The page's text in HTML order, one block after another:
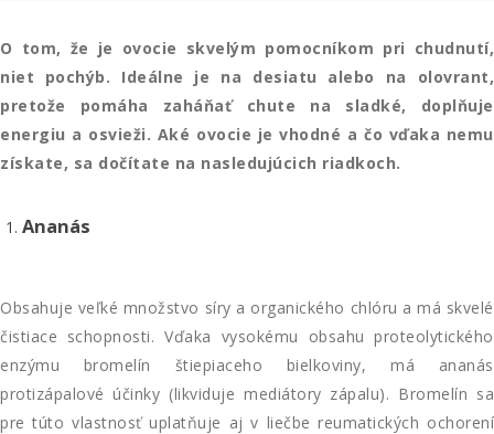
O tom, že je ovocie skvelým pomocníkom pri chudnutí,
niet pochýb. Ideálne je na desiatu alebo na olovrant,
pretože pomáha zaháňať chute na sladké, doplňuje
energiu a osvieži. Aké ovocie je vhodné a čo vďaka nemu
získate, sa dočítate na nasledujúcich riadkoch.
Ananás
Obsahuje veľké množstvo síry a organického chlóru a má skvelé
čistiace schopnosti. Vďaka vysokému obsahu proteolytického
enzýmu bromelín štiepiaceho bielkoviny, má ananás
protizápalové účinky (likviduje mediátory zápalu). Bromelín sa
pre túto vlastnosť uplatňuje aj v liečbe reumatických ochorení